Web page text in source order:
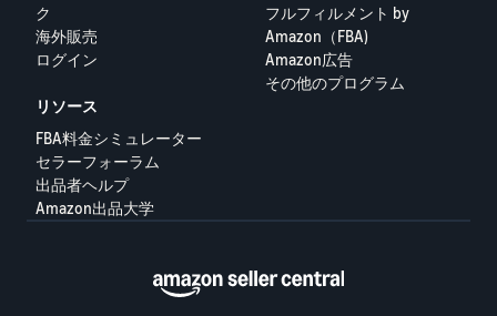
ク
海外販売
ログイン
フルフィルメント by
Amazon（FBA)
Amazon広告
その他のプログラム
リソース
FBA料金シミュレーター
セラーフォーラム
出品者ヘルプ
Amazon出品大学